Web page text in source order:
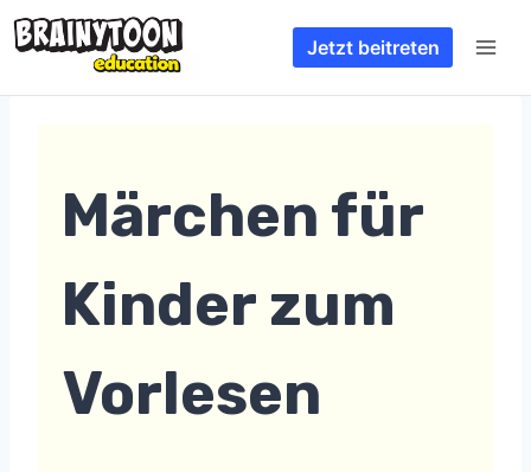
Zum
Inhalt
springen
Jetzt beitreten
Märchen für
Kinder zum
Vorlesen